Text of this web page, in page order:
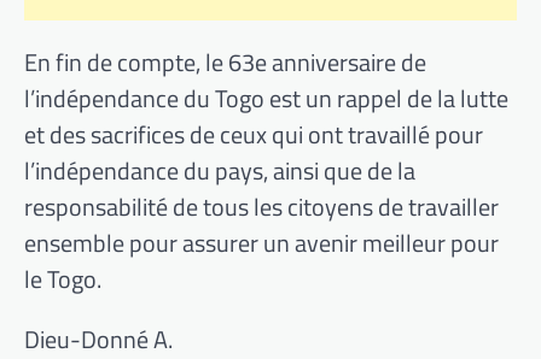
En fin de compte, le 63e anniversaire de
l’indépendance du Togo est un rappel de la lutte
et des sacrifices de ceux qui ont travaillé pour
l’indépendance du pays, ainsi que de la
responsabilité de tous les citoyens de travailler
ensemble pour assurer un avenir meilleur pour
le Togo.
Dieu-Donné A.